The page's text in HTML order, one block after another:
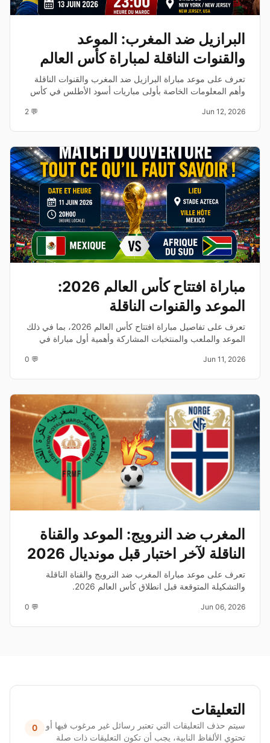
البرازيل ضد المغرب: الموعد
والقنوات الناقلة لمباراة كأس العالم
2026
تعرف على موعد مباراة البرازيل ضد المغرب والقنوات الناقلة
وأهم المعلومات الخاصة بأولى مباريات أسود الأطلس في كأس
Jun 12, 2026
💬 2
مباراة افتتاح كأس العالم 2026:
الموعد والقنوات الناقلة
تعرف على تفاصيل مباراة افتتاح كأس العالم 2026، بما في ذلك
الموعد والملعب والمنتخبات المشاركة وأهمية أول مباراة في
Jun 11, 2026
💬 0
المغرب ضد النرويج: الموعد والقناة
الناقلة لآخر اختبار قبل مونديال 2026
تعرف على موعد مباراة المغرب ضد النرويج والقناة الناقلة
والتشكيلة المتوقعة قبل انطلاق كأس العالم 2026.
Jun 06, 2026
💬 0
التعليقات
سيتم حذف التعليقات التي تعتبر رسائل غير مرغوب فيها أو
تحتوي الألفاظ النابية، يجب أن تكون التعليقات ذات صلة
0